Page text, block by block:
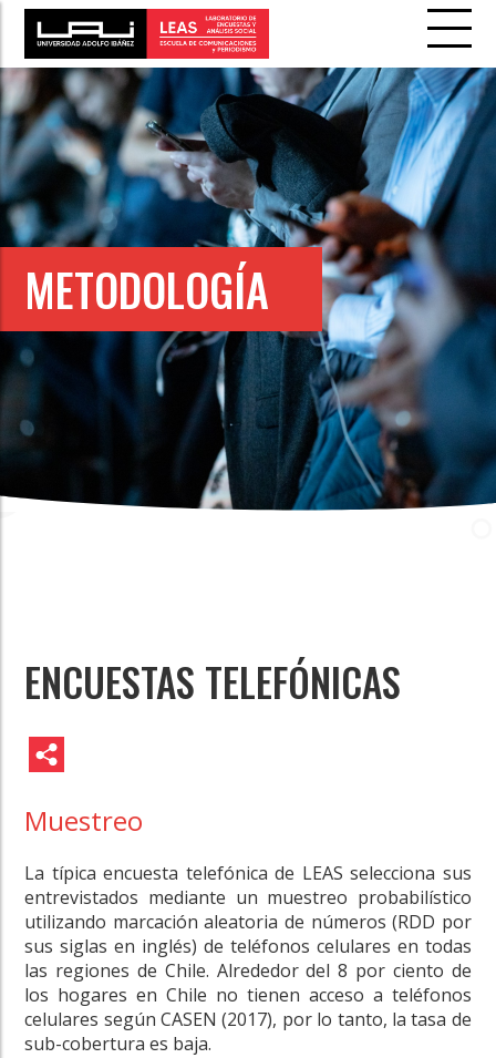
METODOLOGÍA
ENCUESTAS TELEFÓNICAS
Muestreo
La típica encuesta telefónica de LEAS selecciona sus
entrevistados mediante un muestreo probabilístico
utilizando marcación aleatoria de números (RDD por
sus siglas en inglés) de teléfonos celulares en todas
las regiones de Chile. Alrededor del 8 por ciento de
los hogares en Chile no tienen acceso a teléfonos
celulares según CASEN (2017), por lo tanto, la tasa de
sub-cobertura es baja.